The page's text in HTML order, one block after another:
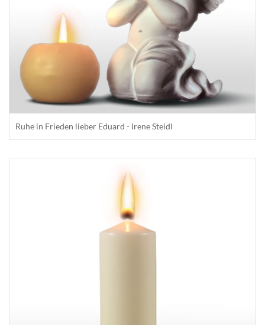
Ruhe in Frieden lieber Eduard - Irene Steidl